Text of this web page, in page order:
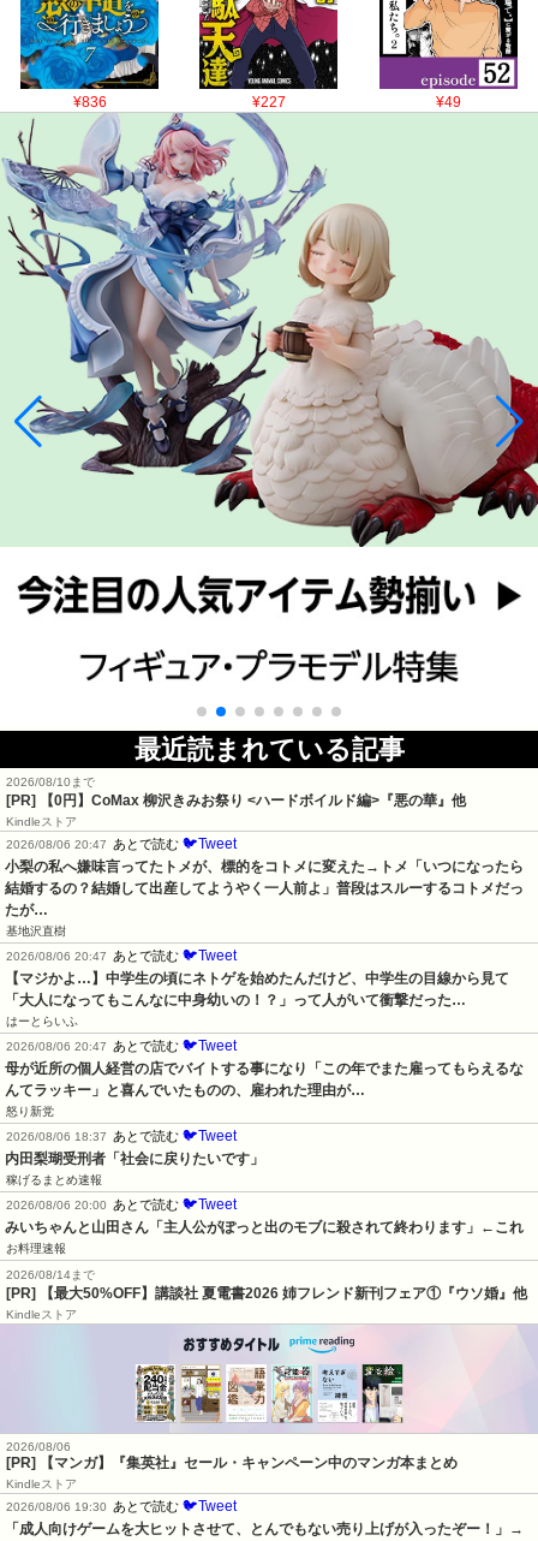
¥836 ¥227 ¥49
最近読まれている記事
2026/08/10まで
[PR] 【0円】CoMax 柳沢きみお祭り <ハードボイルド編>『悪の華』他
Kindleストア
2026/08/06 20:47
あとで読む 🐦Tweet
小梨の私へ嫌味言ってたトメが、標的をコトメに変えた→トメ「いつになったら
結婚するの？結婚して出産してようやく一人前よ」普段はスルーするコトメだっ
たが…
基地沢直樹
2026/08/06 20:47
あとで読む 🐦Tweet
【マジかよ…】中学生の頃にネトゲを始めたんだけど、中学生の目線から見て
「大人になってもこんなに中身幼いの！？」って人がいて衝撃だった…
はーとらいふ
2026/08/06 20:47
あとで読む 🐦Tweet
母が近所の個人経営の店でバイトする事になり「この年でまた雇ってもらえるな
んてラッキー」と喜んでいたものの、雇われた理由が…
怒り新党
2026/08/06 18:37
あとで読む 🐦Tweet
内田梨瑚受刑者「社会に戻りたいです」
稼げるまとめ速報
2026/08/06 20:00
あとで読む 🐦Tweet
みいちゃんと山田さん「主人公がぽっと出のモブに殺されて終わります」←これ
お料理速報
2026/08/14まで
[PR] 【最大50%OFF】講談社 夏電書2026 姉フレンド新刊フェア①『ウソ婚』他
Kindleストア
2026/08/06
[PR] 【マンガ】『集英社』セール・キャンペーン中のマンガ本まとめ
Kindleストア
2026/08/06 19:30
あとで読む 🐦Tweet
「成人向けゲームを大ヒットさせて、とんでもない売り上げが入ったぞー！」→